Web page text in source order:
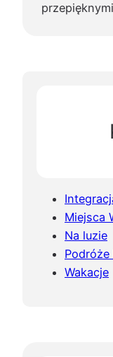
Miejsca
Na luzie
Podróże
Wakacje